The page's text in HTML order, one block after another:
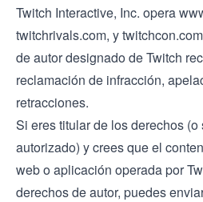
Twitch Interactive, Inc. opera
twitchrivals.com, ytwitchcon.com
de autor designado de Twitch
reclamación de infracción,
retracciones.
Si eres titular de los derechos
autorizado) y crees que el
web o aplicación operada por
derechos de autor, puedes